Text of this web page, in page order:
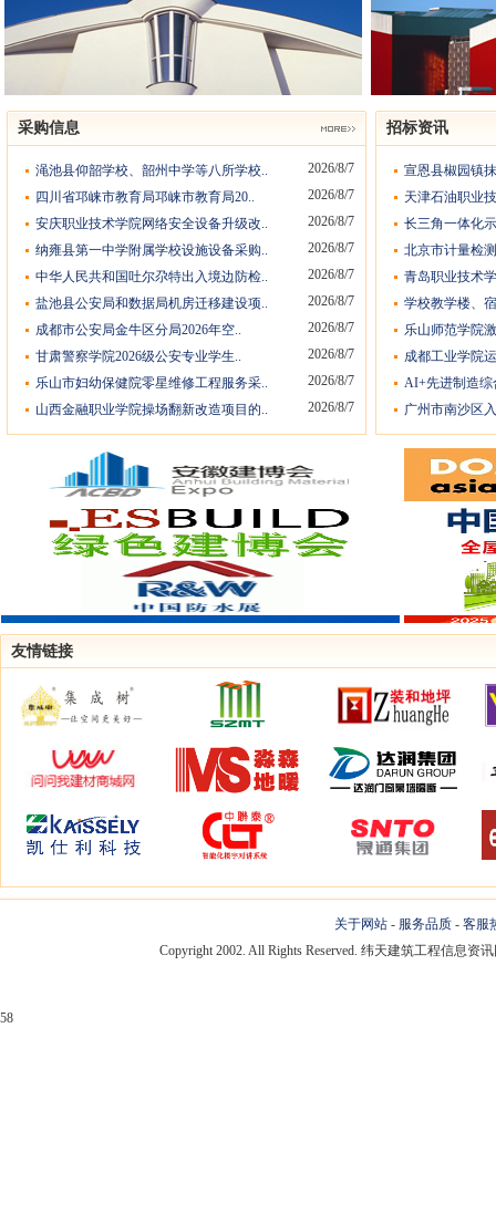
采购信息
渑池县仰韶学校、韶州中学等八所学校..
2026/8/7
四川省邛崃市教育局邛崃市教育局20..
2026/8/7
安庆职业技术学院网络安全设备升级改..
2026/8/7
纳雍县第一中学附属学校设施设备采购..
2026/8/7
中华人民共和国吐尔尕特出入境边防检..
2026/8/7
盐池县公安局和数据局机房迁移建设项..
2026/8/7
成都市公安局金牛区分局2026年空..
2026/8/7
甘肃警察学院2026级公安专业学生..
2026/8/7
乐山市妇幼保健院零星维修工程服务采..
2026/8/7
山西金融职业学院操场翻新改造项目的..
2026/8/7
招标资讯
宣恩县椒园镇
天津石油职业
长三角一体化
北京市计量检
青岛职业技术
学校教学楼、
乐山师范学院
成都工业学院
AI+先进制造综
广州市南沙区
友情链接
关于网站 - 服务品质 - 客服
Copyright 2002. All Rights Reserved. 纬天建筑工程信息资
58